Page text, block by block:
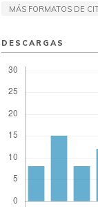
MÁS FORMATOS DE
DESCARGAS